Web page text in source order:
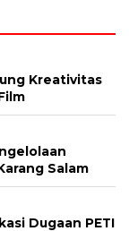
Kreativitas
Salam
Dugaan PETI